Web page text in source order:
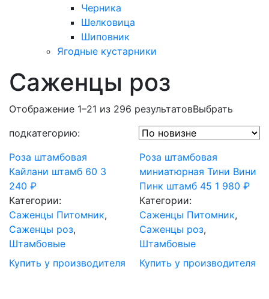
Черника
Шелковица
Шиповник
Ягодные кустарники
Саженцы роз
Отображение 1–21 из 296 результатовВыбрать
подкатегорию:
Роза штамбовая
Кайлани штамб 60 3
240 ₽
Категории:
Саженцы Питомник,
Саженцы роз,
Штамбовые
Купить у производителя
Роза штамбовая
миниатюрная Тини Вини
Пинк штамб 45 1 980₽
Категории:
Саженцы Питомник,
Саженцы роз,
Штамбовые
Купить у производителя